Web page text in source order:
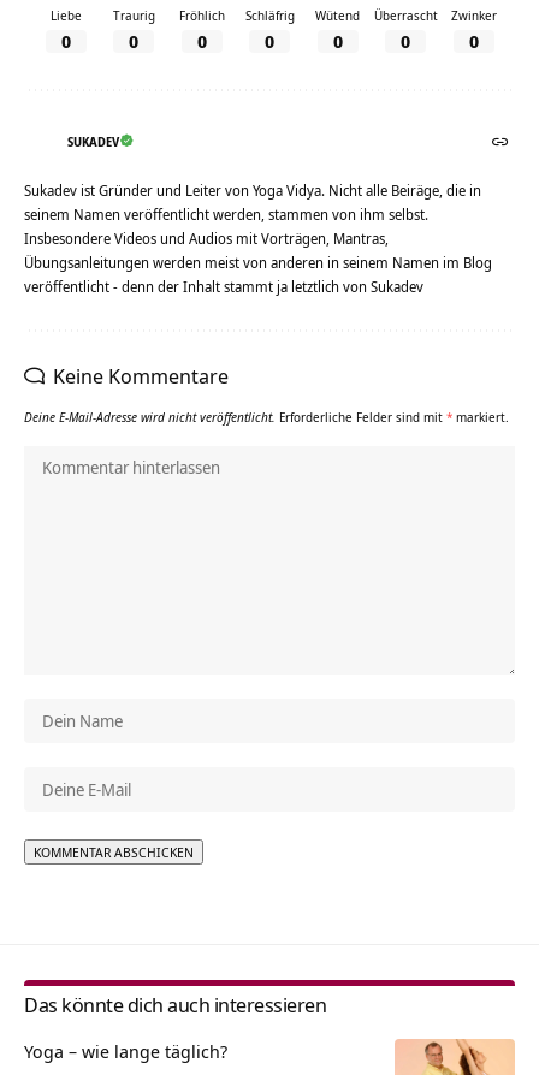
Liebe
0
Traurig
0
Fröhlich
0
Schläfrig
0
Wütend
0
Überrascht
0
Zwinker
0
SUKADEV
Sukadev ist Gründer und Leiter von Yoga Vidya. Nicht alle Beiräge, die in
seinem Namen veröffentlicht werden, stammen von ihm selbst.
Insbesondere Videos und Audios mit Vorträgen, Mantras,
Übungsanleitungen werden meist von anderen in seinem Namen im Blog
veröffentlicht - denn der Inhalt stammt ja letztlich von Sukadev
Keine Kommentare
Deine E-Mail-Adresse wird nicht veröffentlicht. Erforderliche Felder sind mit * markiert.
Das könnte dich auch interessieren
Yoga – wie lange täglich?